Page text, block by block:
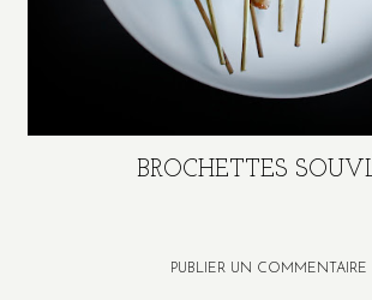
BROCHETTES
PUBLIER UN COMMENTAIRE